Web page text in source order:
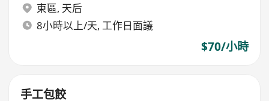
東區, 天后
8小時以上/天, 工作日面議
$70/小時
手工包餃